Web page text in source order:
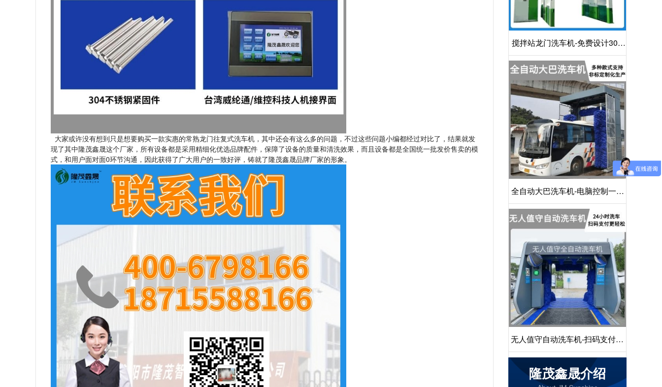
大家或许没有想到只是想要购买一款实惠的常熟龙门往复式洗车机，其中还会有这么多的问题，不过这些问题小编都经过对比了，结果就发
现了其中隆茂鑫晟这个厂家，所有设备都是采用精细化优选品牌配件，保障了设备的质量和清洗效果，而且设备都是全国统一批发价售卖的模
式，和用户面对面0环节沟通，因此获得了广大用户的一致好评，铸就了隆茂鑫晟品牌厂家的形象。
搅拌站龙门洗车机-免费设计30S
洁净方案[隆茂鑫晟]
全自动大巴洗车机-电脑控制一键
启动清洗[隆茂鑫晟]
无人值守自动洗车机-扫码支付24
小时不停机洗车[隆茂鑫晟]
隆茂鑫晟介绍